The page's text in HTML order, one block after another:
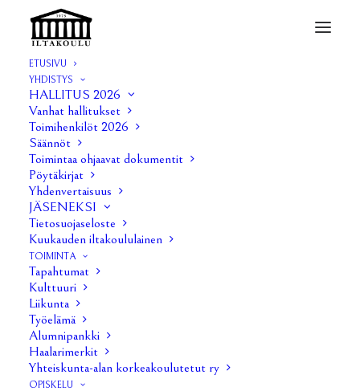
ETUSIVU
YHDISTYS
HALLITUS 2026
Vanhat hallitukset
Toimihenkilöt 2026
Säännöt
Toimintaa ohjaavat dokumentit
Pöytäkirjat
Yhdenvertaisuus
JÄSENEKSI
Tietosuojaseloste
Kuukauden iltakoululainen
TOIMINTA
Tapahtumat
Kulttuuri
Liikunta
Työelämä
Alumnipankki
Haalarimerkit
Yhteiskunta-alan korkeakoulutetut ry
OPISKELU
Juulia Hietala